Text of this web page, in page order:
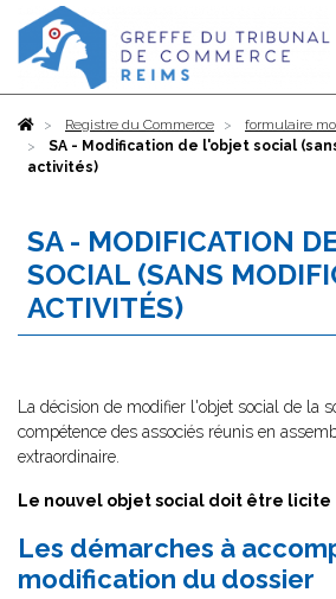
AccueilRegistre du Commerce
formulaire
SA - Modification de l'objet social
activités)
SA - MODIFICATION
SOCIAL (SANS
ACTIVITÉS)
La décision de modifier l'objet social de la
compétence des associés réunis en
extraordinaire.
Le nouvel objet social doit être licite
Les démarches à
modification du dossier